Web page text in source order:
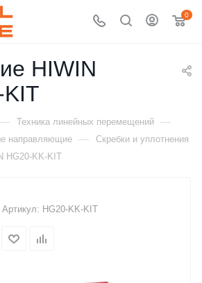
0
HIWIN
— Техника линейных перемещений —
направляющие — Скребки и уплотнения
HG20-KK-KIT
Артикул: HG20-KK-KIT